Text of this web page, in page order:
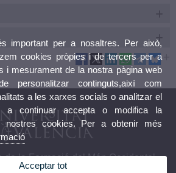
de la Formació del Món Occidental
important per a nosaltres. Per això,
cookies pròpies i de tercers per a
i mesurament de la nostra pàgina web
personalitzar continguts,així com
a les xarxes socials o analitzar el
a continuar accepta o modifica la
nostres cookies. Per a obtenir més
Acceptar tot